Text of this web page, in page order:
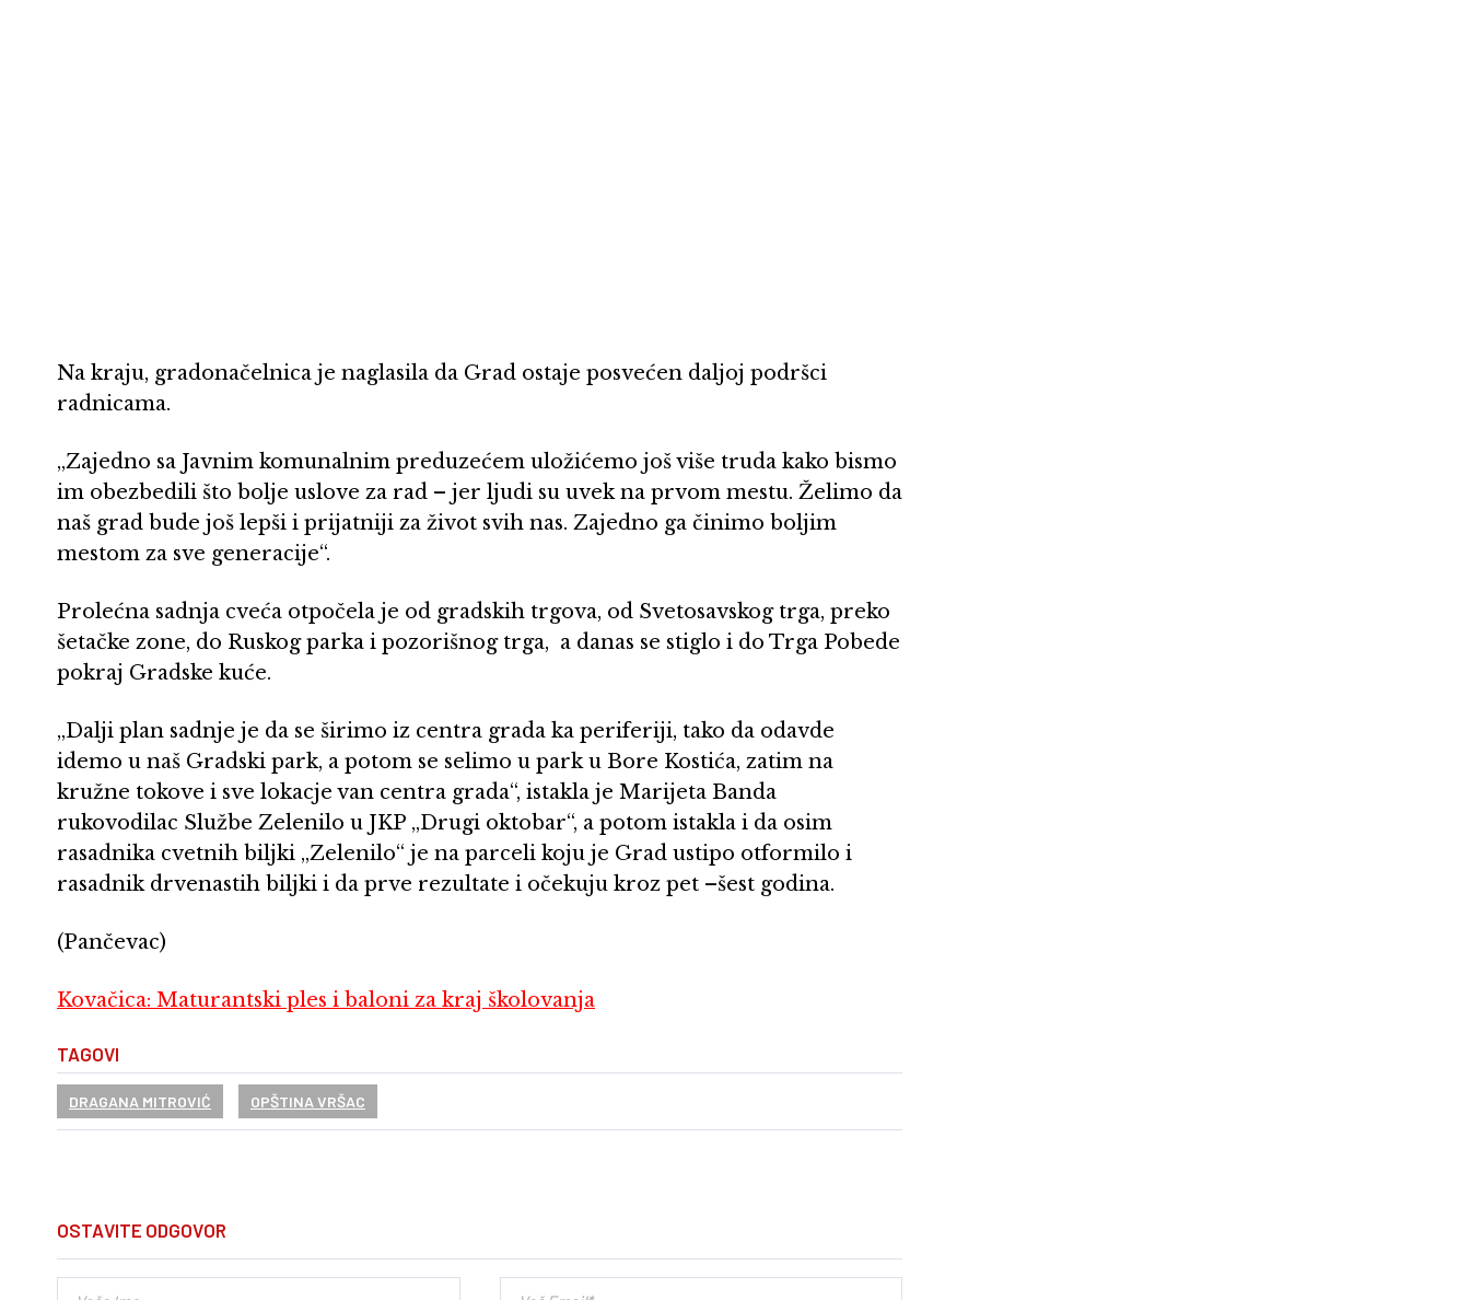
Na kraju, gradonačelnica je naglasila da Grad ostaje posvećen daljoj podršci
radnicama.
„Zajedno sa Javnim komunalnim preduzećem uložićemo još više truda kako bismo
im obezbedili što bolje uslove za rad – jer ljudi su uvek na prvom mestu. Želimo da
naš grad bude još lepši i prijatniji za život svih nas. Zajedno ga činimo boljim
mestom za sve generacije“.
Prolećna sadnja cveća otpočela je od gradskih trgova, od Svetosavskog trga, preko
šetačke zone, do Ruskog parka i pozorišnog trga, a danas se stiglo i do Trga Pobede
pokraj Gradske kuće.
„Dalji plan sadnje je da se širimo iz centra grada ka periferiji, tako da odavde
idemo u naš Gradski park, a potom se selimo u park u Bore Kostića, zatim na
kružne tokove i sve lokacje van centra grada“, istakla je Marijeta Banda
rukovodilac Službe Zelenilo u JKP „Drugi oktobar“, a potom istakla i da osim
rasadnika cvetnih biljki „Zelenilo“ je na parceli koju je Grad ustipo otformilo i
rasadnik drvenastih biljki i da prve rezultate i očekuju kroz pet –šest godina.
(Pančevac)
Kovačica: Maturantski ples i baloni za kraj školovanja
TAGOVI
DRAGANA MITROVIĆ OPŠTINA VRŠAC
OSTAVITE ODGOVOR